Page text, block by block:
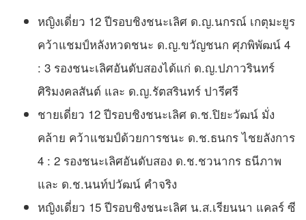
หญิงเดี่ยว 12 ปีรอบชิงชนะเลิศ ด.ญ.นกรณ์ เกตุมะยูร
คว้าแชมป์หลังหวดชนะ ด.ญ.ขวัญชนก ศุภพิพัฒน์ 4
: 3 รองชนะเลิศอันดับสองได้แก่ ด.ญ.ปภาวรินทร์
ศิริมงคลสันต์ และ ด.ญ.รัตสรินทร์ ปารีศรี
ชายเดี่ยว 12 ปีรอบชิงชนะเลิศ ด.ช.ปิยะวัฒน์ มั่ง
คล้าย คว้าแชมป์ด้วยการชนะ ด.ช.ธนกร ไชยลังการ
4 : 2 รองชนะเลิศอันดับสอง ด.ช.ชวนากร ธนีภาพ
และ ด.ช.นนท์ปวัฒน์ คำจริง
หญิงเดี่ยว 15 ปีรอบชิงชนะเลิศ น.ส.เรียนนา แคลร์ ซี